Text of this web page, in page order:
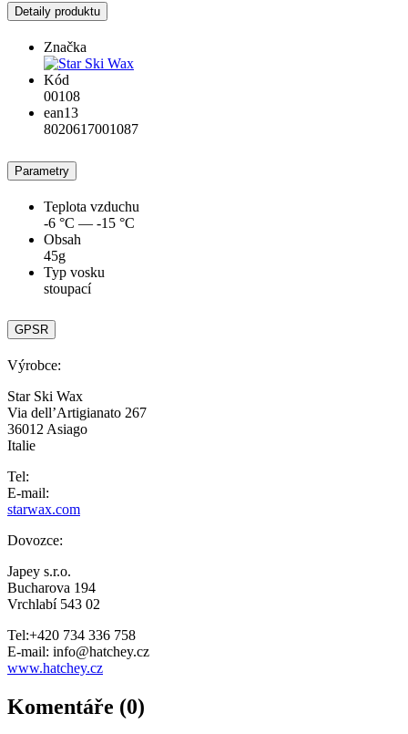
Detaily produktu
Značka
Kód
00108
ean13
8020617001087
Parametry
Teplota vzduchu
-6 °C — -15 °C
Obsah
45g
Typ vosku
stoupací
GPSR
Výrobce:
Star Ski Wax
Via dell’Artigianato 267
36012 Asiago
Italie
Tel:
E-mail:
starwax.com
Dovozce:
Japey s.r.o.
Bucharova 194
Vrchlabí 543 02
Tel:+420 734 336 758
E-mail: info@hatchey.cz
www.hatchey.cz
Komentáře (0)